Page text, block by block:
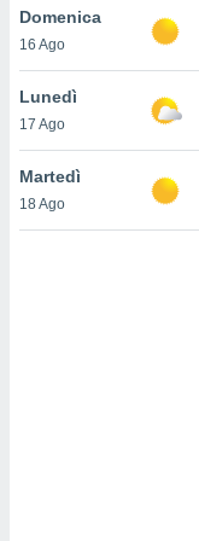
cookie
in
Domenica
16 Ago
Lunedì
17 Ago
Martedì
18 Ago